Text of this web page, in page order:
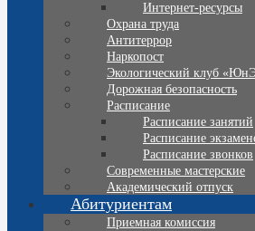
Интернет-ресурсы
Охрана труда
Антитеррор
Наркопост
Экологический клуб
Дорожная безопасность
Расписание
Расписание занятий
Расписание
Расписание звонков
Современные мастерские
Академический отпуск
Абитуриентам
Приемная комиссия